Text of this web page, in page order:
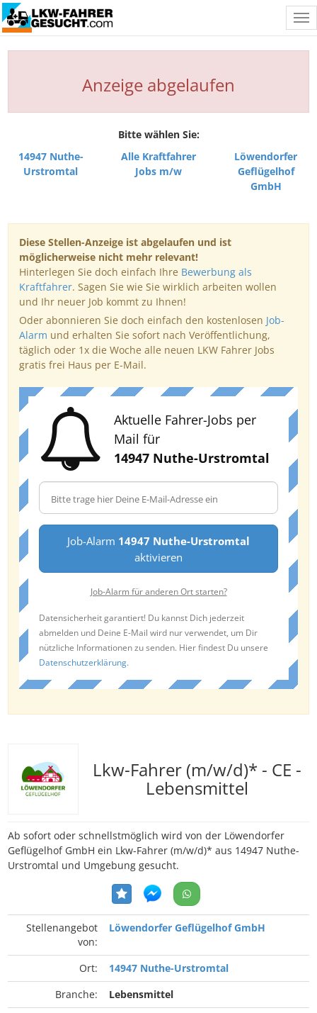
Anzeige abgelaufen
Bitte wählen Sie:
14947 Nuthe-
Urstromtal
Alle Kraftfahrer
Jobs m/w
Löwendorfer
Geflügelhof
GmbH
Diese Stellen-Anzeige ist abgelaufen und ist
möglicherweise nicht mehr relevant!
Hinterlegen Sie doch einfach Ihre Bewerbung als
Kraftfahrer. Sagen Sie wie Sie wirklich arbeiten wollen
und Ihr neuer Job kommt zu Ihnen!
Oder abonnieren Sie doch einfach den kostenlosen Job-
Alarm und erhalten Sie sofort nach Veröffentlichung,
täglich oder 1x die Woche alle neuen LKW Fahrer Jobs
gratis frei Haus per E-Mail.
Aktuelle Fahrer-Jobs per
Mail für
14947 Nuthe-Urstromtal
Job-Alarm 14947 Nuthe-Urstromtal
aktivieren
Job-Alarm für anderen Ort starten?
Datensicherheit garantiert! Du kannst Dich jederzeit
abmelden und Deine E-Mail wird nur verwendet, um Dir
nützliche Informationen zu senden. Hier findest Du unsere
Datenschutzerklärung.
Lkw-Fahrer (m/w/d)* - CE -
Lebensmittel
Ab sofort oder schnellstmöglich wird von der Löwendorfer
Geflügelhof GmbH ein Lkw-Fahrer (m/w/d)* aus 14947 Nuthe-
Urstromtal und Umgebung gesucht.
Stellenangebot
von:
Löwendorfer Geflügelhof GmbH
Ort:
14947 Nuthe-Urstromtal
Branche:
Lebensmittel